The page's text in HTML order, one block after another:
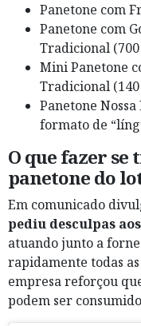
Panetone com
Panetone com
Tradicional
Mini Panetone
Tradicional
Panetone
formato de
O que fazer
panetone do
Em comunicado
pediu desculpas
atuando junto a
rapidamente todas
empresa reforçou
podem ser